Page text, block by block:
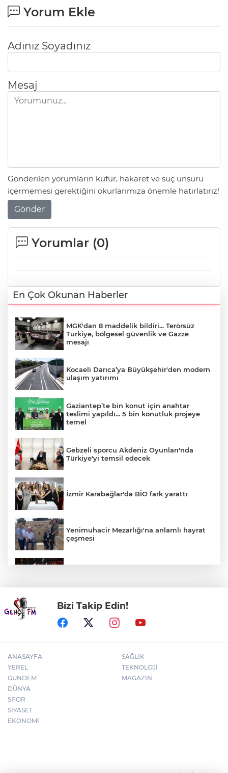
Yorum Ekle
Adınız Soyadınız
Mesaj
Gönderilen yorumların küfür, hakaret ve suç unsuru
içermemesi gerektiğini okurlarımıza önemle hatırlatırız!
Gönder
Yorumlar (0)
En Çok Okunan Haberler
MGK'dan 8 maddelik bildiri... Terörsüz
Türkiye, bölgesel güvenlik ve Gazze
mesajı
Kocaeli Darıca’ya Büyükşehir'den modern
ulaşım yatırımı
Gaziantep’te bin konut için anahtar
teslimi yapıldı... 5 bin konutluk projeye
temel
Gebzeli sporcu Akdeniz Oyunları'nda
Türkiye'yi temsil edecek
İzmir Karabağlar'da BİO fark yarattı
Yenimuhacir Mezarlığı'na anlamlı hayrat
çeşmesi
Bizi Takip Edin!
ANASAYFA
YEREL
GÜNDEM
DÜNYA
SPOR
SİYASET
EKONOMİ
SAĞLIK
TEKNOLOJİ
MAGAZİN